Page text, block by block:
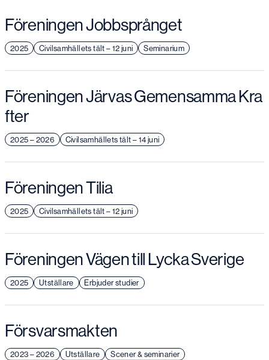
Föreningen Jobbsprånget
2025 Seminarium
Civilsamhällets tält – 12 juni
Föreningen Järvas Gemensamma Kra
fter
2025 – 2026 Civilsamhällets tält – 14 juni
Föreningen Tilia
2025 Civilsamhällets tält – 12 juni
Föreningen Vägen till Lycka Sverige
2025 Utställare Erbjuder studier
Försvarsmakten
2023 – 2026 Utställare Scener & seminarier